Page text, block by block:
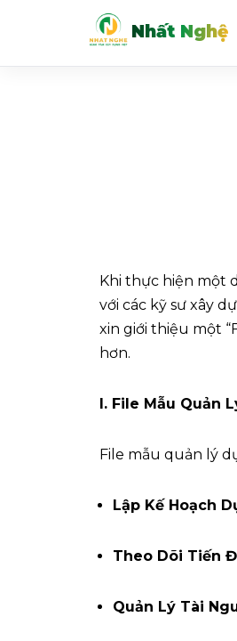
Nhất Nghệ
Khi thực hiện một
với các kỹ sư xây
xin giới thiệu một
hơn.
I. File Mẫu Quản
File mẫu quản lý
Lập Kế Hoạch
Theo Dõi Tiến
Quản Lý Tài